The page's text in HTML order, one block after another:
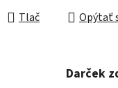
Tlač Opýtať
Darček